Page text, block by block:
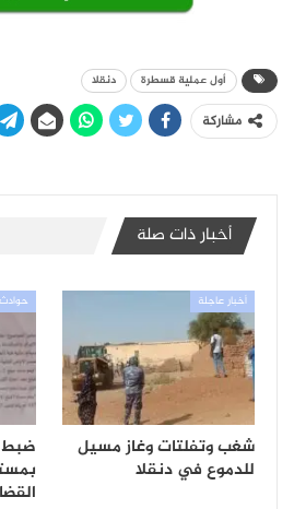
أول عملية قسطرة دنقلا
مشاركة
أخبار ذات صلة
أخبار عاجلة
شغب وتفلتات وغاز مسيل
للدموع في دنقلا
حوادث
ضبط